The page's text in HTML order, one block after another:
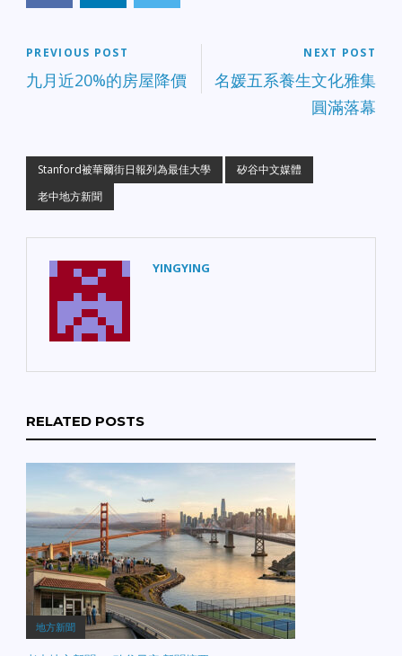
PREVIOUS POST
九月近20%的房屋降價
NEXT POST
名媛五系養生文化雅集
圓滿落幕
Stanford被華爾街日報列為最佳大學
矽谷中文媒體
老中地方新聞
YINGYING
RELATED POSTS
地方新聞